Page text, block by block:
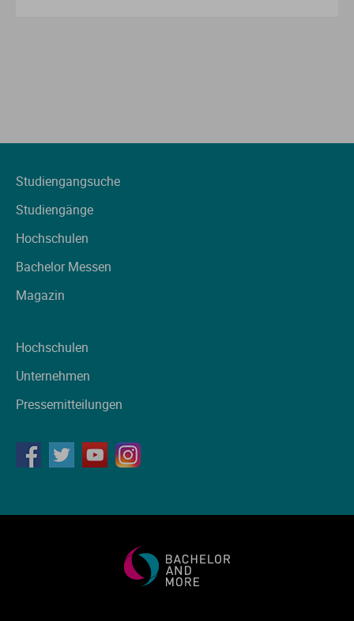
Studiengangsuche
Studiengänge
Hochschulen
Bachelor Messen
Magazin
Hochschulen
Unternehmen
Pressemitteilungen